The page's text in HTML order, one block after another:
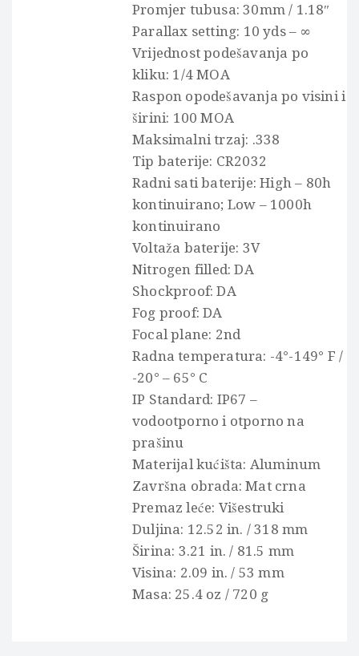
Promjer tubusa: 30mm / 1.18″
Parallax setting: 10 yds – ∞
Vrijednost podešavanja po
kliku: 1/4 MOA
Raspon opodešavanja po visini i
širini: 100 MOA
Maksimalni trzaj: .338
Tip baterije: CR2032
Radni sati baterije: High – 80h
kontinuirano; Low – 1000h
kontinuirano
Voltaža baterije: 3V
Nitrogen filled: DA
Shockproof: DA
Fog proof: DA
Focal plane: 2nd
Radna temperatura: -4°-149° F /
-20° – 65° C
IP Standard: IP67 –
vodootporno i otporno na
prašinu
Materijal kućišta: Aluminum
Završna obrada: Mat crna
Premaz leće: Višestruki
Duljina: 12.52 in. / 318 mm
Širina: 3.21 in. / 81.5 mm
Visina: 2.09 in. / 53 mm
Masa: 25.4 oz / 720 g